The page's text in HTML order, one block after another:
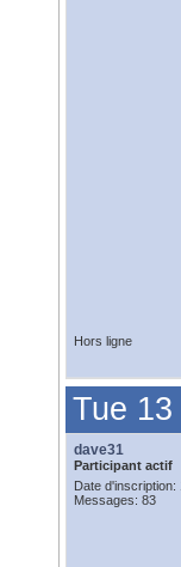
Hors ligne
Tue
dave31
Participant actif
Date d'inscription:
Messages: 83